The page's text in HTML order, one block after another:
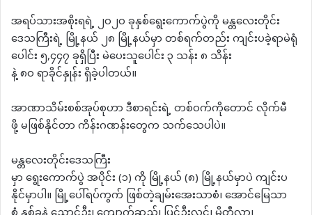
အရပ်သားအစိုးရရဲ့ ၂၀၂၀ ခုနှစ်ရွေးကောက်ပွဲကို မန္တလေးတိုင်း
ဒေသကြီးရဲ့ မြို့နယ် ၂၈ မြို့နယ်မှာ တစ်ရက်တည်း ကျင်းပခဲ့ရာမဲရုံ
ပေါင်း ၅,၄၄၇ ခုရှိပြီး မဲပေးသူပေါင်း ၃ သန်း ၈ သိန်း
နဲ့ ၈၀ ရာခိုင်နှုန်း ရှိခဲ့ပါတယ်။
အာဏာသိမ်းစစ်အုပ်စုဟာ ဒီစာရင်းရဲ့ တစ်ဝက်ကိုတောင် လိုက်မီ
ဖို့ မဖြစ်နိုင်တာ ကိန်းဂဏန်းတွေက သက်သေပါပဲ။
မန္တလေးတိုင်းဒေသကြီး
မှာ ရွေးကောက်ပွဲ အပိုင်း (၁) ကို မြို့နယ် (၈) မြို့နယ်မှာပဲ ကျင်းပ
နိုင်မှာပါ။ မြို့ပေါ်ရပ်ကွက် ဖြစ်တဲ့ချမ်းအေးသာစံ၊ အောင်မြေသာ